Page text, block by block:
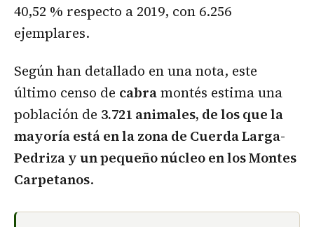
40,52 % respecto a 2019, con 6.256
ejemplares.
Según han detallado en una nota, este
último censo de cabramontés estima una
población de 3.721 animales, de los que la
mayoría está en la zona de Cuerda Larga-
Pedriza y un pequeño núcleo en los Montes
Carpetanos.